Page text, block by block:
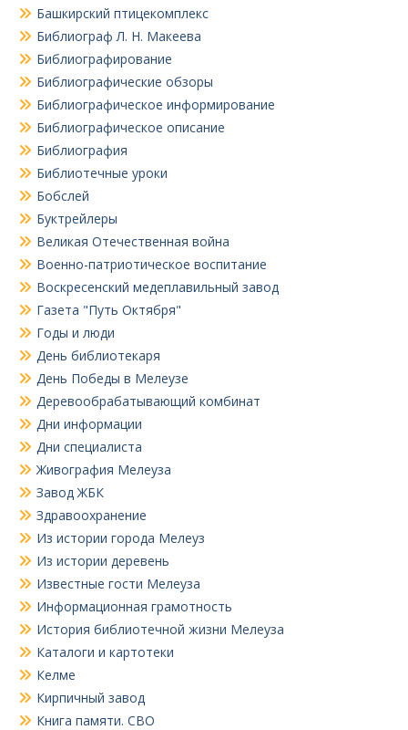
Башкирский птицекомплекс
Библиограф Л. Н. Макеева
Библиографирование
Библиографические обзоры
Библиографическое информирование
Библиографическое описание
Библиография
Библиотечные уроки
Бобслей
Буктрейлеры
Великая Отечественная война
Военно-патриотическое воспитание
Воскресенский медеплавильный завод
Газета "Путь Октября"
Годы и люди
День библиотекаря
День Победы в Мелеузе
Деревообрабатывающий комбинат
Дни информации
Дни специалиста
Живография Мелеуза
Завод ЖБК
Здравоохранение
Из истории города Мелеуз
Из истории деревень
Известные гости Мелеуза
Информационная грамотность
История библиотечной жизни Мелеуза
Каталоги и картотеки
Келме
Кирпичный завод
Книга памяти. СВО